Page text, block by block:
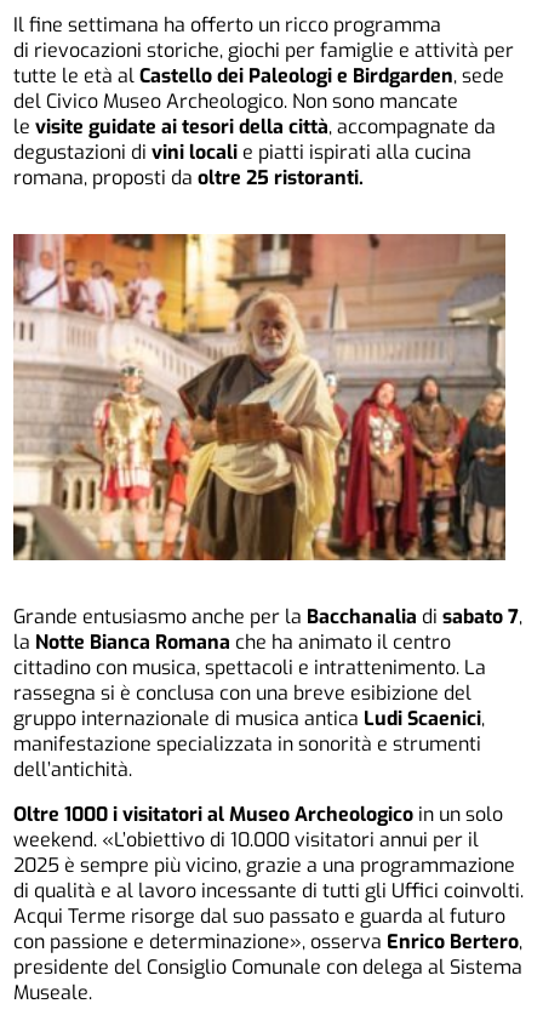
Il fine settimana ha offerto un ricco programma
di rievocazioni storiche, giochi per famiglie e attività per
tutte le età alCastello dei Paleologi e Birdgarden, sede
del Civico Museo Archeologico. Non sono mancate
levisite guidate ai tesori della città, accompagnate da
degustazioni divini locali e piatti ispirati alla cucina
romana, proposti daoltre 25 ristoranti.
Grande entusiasmo anche per la Bacchanalia disabato 7,
la Notte Bianca Romana che ha animato il centro
cittadino con musica, spettacoli e intrattenimento. La
rassegna si è conclusa con una breve esibizione del
gruppo internazionale di musica antica Ludi Scaenici,
manifestazione specializzata in sonorità e strumenti
dell’antichità.
Oltre 1000 i visitatori al Museo Archeologico in un solo
weekend. «L’obiettivo di 10.000 visitatori annui per il
2025 è sempre più vicino, grazie a una programmazione
di qualità e al lavoro incessante di tutti gli Uffici coinvolti.
Acqui Terme risorge dal suo passato e guarda al futuro
con passione e determinazione», osserva Enrico Bertero,
presidente del Consiglio Comunale con delega al Sistema
Museale.